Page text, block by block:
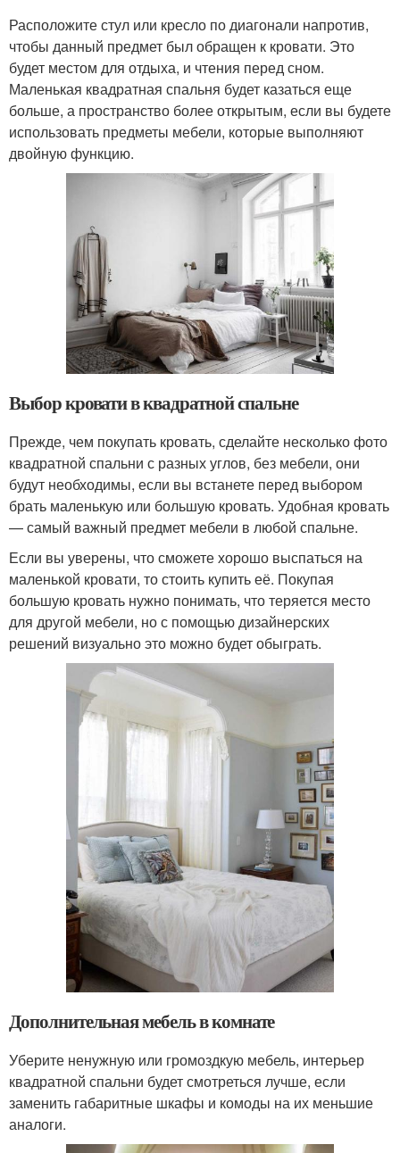
Расположите стул или кресло по диагонали напротив,
чтобы данный предмет был обращен к кровати. Это
будет местом для отдыха, и чтения перед сном.
Маленькая квадратная спальня будет казаться еще
больше, а пространство более открытым, если вы будете
использовать предметы мебели, которые выполняют
двойную функцию.
Выбор кровати в квадратной спальне
Прежде, чем покупать кровать, сделайте несколько фото
квадратной спальни с разных углов, без мебели, они
будут необходимы, если вы встанете перед выбором
брать маленькую или большую кровать. Удобная кровать
— самый важный предмет мебели в любой спальне.
Если вы уверены, что сможете хорошо выспаться на
маленькой кровати, то стоить купить её. Покупая
большую кровать нужно понимать, что теряется место
для другой мебели, но с помощью дизайнерских
решений визуально это можно будет обыграть.
Дополнительная мебель в комнате
Уберите ненужную или громоздкую мебель, интерьер
квадратной спальни будет смотреться лучше, если
заменить габаритные шкафы и комоды на их меньшие
аналоги.